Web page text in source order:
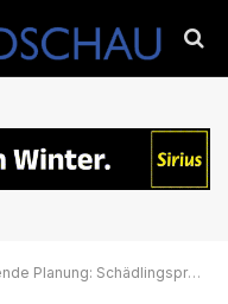
Schädlingsprävention am Bau